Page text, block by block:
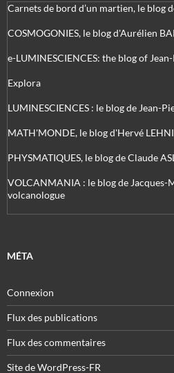
Carnets de bord d’un martien, le blog
COSMOGONIES, le blog d'Aurélien
e-LUMINESCIENCES: the blog of
Explora
LUMINESCIENCES : le blog de Jean-
MATH'MONDE, le blog d'Hervé
PHYSMATIQUES, le blog de Claude
VOLCANMANIA : le blog de Jacques-
volcanologue
MÉTA
Connexion
Flux des publications
Flux des commentaires
Site de WordPress-FR